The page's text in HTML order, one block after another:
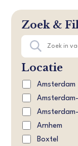
Zoek &
Locatie
Amsterdam
Arnhem
Boxtel